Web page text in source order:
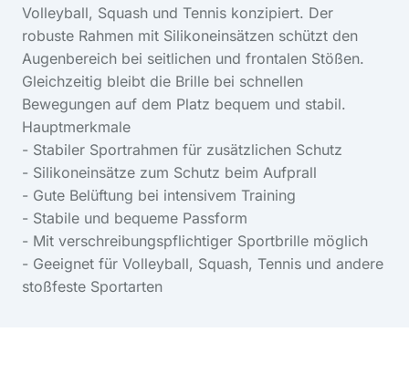
Volleyball, Squash und Tennis konzipiert. Der
robuste Rahmen mit Silikoneinsätzen schützt den
Augenbereich bei seitlichen und frontalen Stößen.
Gleichzeitig bleibt die Brille bei schnellen
Bewegungen auf dem Platz bequem und stabil.
Hauptmerkmale
- Stabiler Sportrahmen für zusätzlichen Schutz
- Silikoneinsätze zum Schutz beim Aufprall
- Gute Belüftung bei intensivem Training
- Stabile und bequeme Passform
- Mit verschreibungspflichtiger Sportbrille möglich
- Geeignet für Volleyball, Squash, Tennis und andere
stoßfeste Sportarten